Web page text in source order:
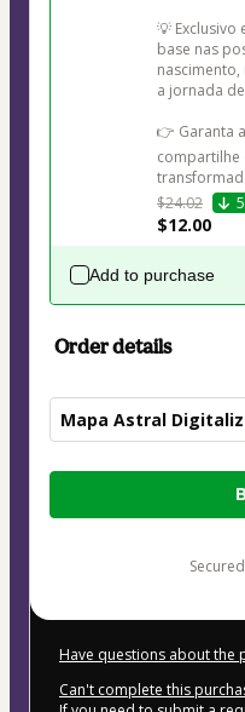
💡
base nas
a jornada
👉 Garanta
compartilhe
$24.02
$12.00
Add to purchase
Order details
Mapa Astral
Total
Have questions about the
Can't complete this